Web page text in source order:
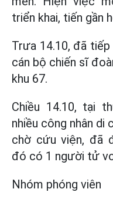
triển khai, tiến gần
Trưa 14.10, đã
cán bộ chiến sĩ
khu 67.
Chiều 14.10, tại
nhiều công nhân di
chờ cứu viện, đã
đó có 1 người tử
Nhóm phóng viên